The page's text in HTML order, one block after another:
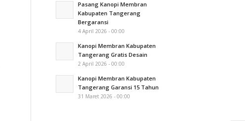
Pasang Kanopi Membran
Kabupaten Tangerang
Bergaransi
4 April 2026 - 00:00
Kanopi Membran Kabupaten
Tangerang Gratis Desain
2 April 2026 - 00:00
Kanopi Membran Kabupaten
Tangerang Garansi 15 Tahun
31 Maret 2026 - 00:00